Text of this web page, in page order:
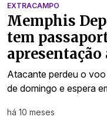
EXTRACAMPO
Memphis
tem
apresentação
Atacante perdeu o
de domingo e espera
há 10 meses